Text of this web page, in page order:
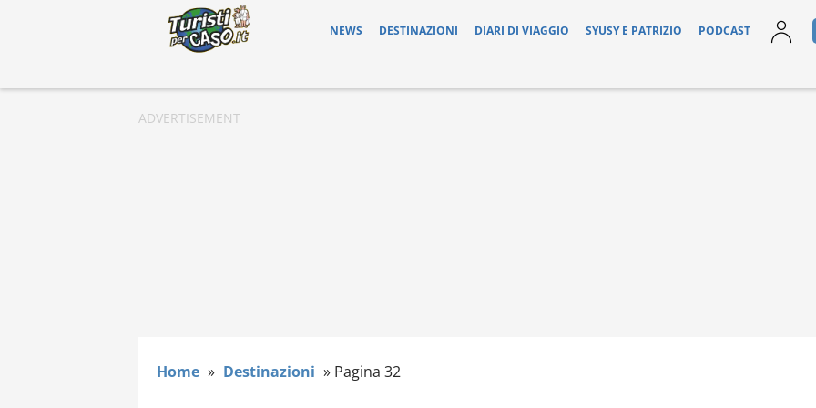
NEWS DESTINAZIONI DIARI DI VIAGGIO SYUSY E PATRIZIO PODCAST
Home » Destinazioni » Pagina 32